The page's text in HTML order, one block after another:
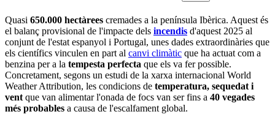
Quasi 650.000 hectàrees cremades a la península Ibèrica. Aquest és
el balanç provisional de l'impacte dels incendis d'aquest 2025 al
conjunt de l'estat espanyol i Portugal, unes dades extraordinàries que
els científics vinculen en part al canvi climàtic que ha actuat com a
benzina per a la tempesta perfecta que els va fer possible.
Concretament, segons un estudi de la xarxa internacional World
Weather Attribution, les condicions de temperatura, sequedat i
vent que van alimentar l'onada de focs van ser fins a 40 vegades
més probables a causa de l'escalfament global.